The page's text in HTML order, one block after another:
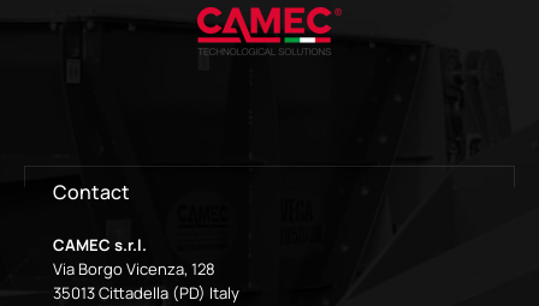
Contact
CAMEC s.r.l.
Via Borgo Vicenza, 128
35013 Cittadella (PD) Italy